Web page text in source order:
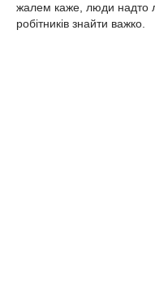
жалем каже, люди надто
робітників знайти важко.